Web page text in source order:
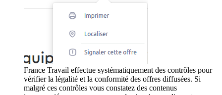
France Travail effectue systématiquement des contrôles pour
vérifier la légalité et la conformité des offres diffusées. Si
malgré ces contrôles vous constatez des contenus